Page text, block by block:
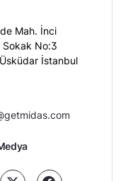
Mah. İnci
Sokak No:3
İstanbul